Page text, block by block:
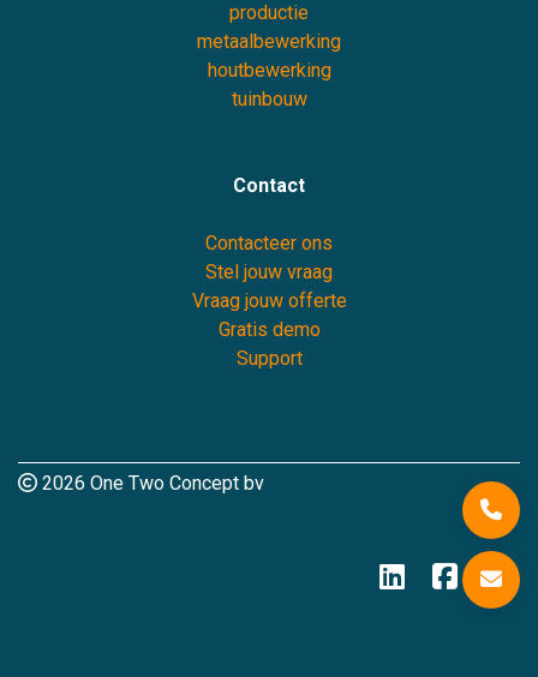
productie
metaalbewerking
houtbewerking
tuinbouw
Contact
Contacteer ons
Stel jouw vraag
Vraag jouw offerte
Gratis demo
Support
2026 One Two Concept bv